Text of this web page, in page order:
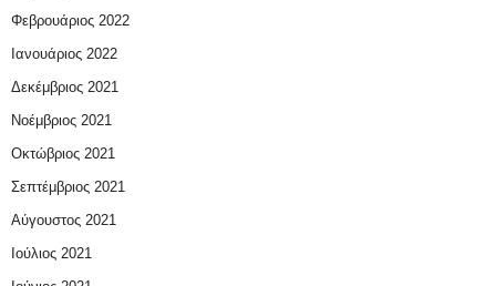
Φεβρουάριος 2022
Ιανουάριος 2022
Δεκέμβριος 2021
Νοέμβριος 2021
Οκτώβριος 2021
Σεπτέμβριος 2021
Αύγουστος 2021
Ιούλιος 2021